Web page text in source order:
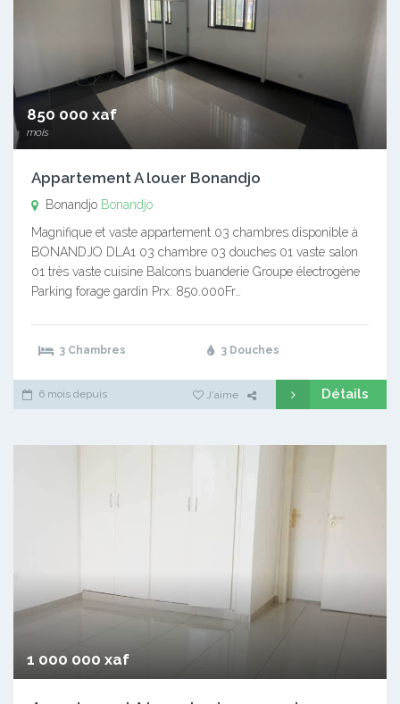
850 000 xaf
mois
Appartement A louer Bonandjo
Bonandjo Bonandjo
Magnifique et vaste appartement 03 chambres disponible à
BONANDJO DLA1 03 chambre 03 douches 01 vaste salon
01 très vaste cuisine Balcons buanderie Groupe électrogène
Parking forage gardin Prx: 850.000Fr…
3 Chambres 3 Douches
6 mois depuis J'aime Détails
1 000 000 xaf